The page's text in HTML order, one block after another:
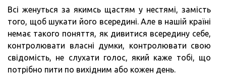
Всі женуться за якимсь щастям у нестямі, замість
того, щоб шукати його всередині. Але в нашій країні
немає такого поняття, як дивитися всередину себе,
контролювати власні думки, контролювати свою
свідомість, не слухати голос, який каже тобі, що
потрібно пити по вихідним або кожен день.